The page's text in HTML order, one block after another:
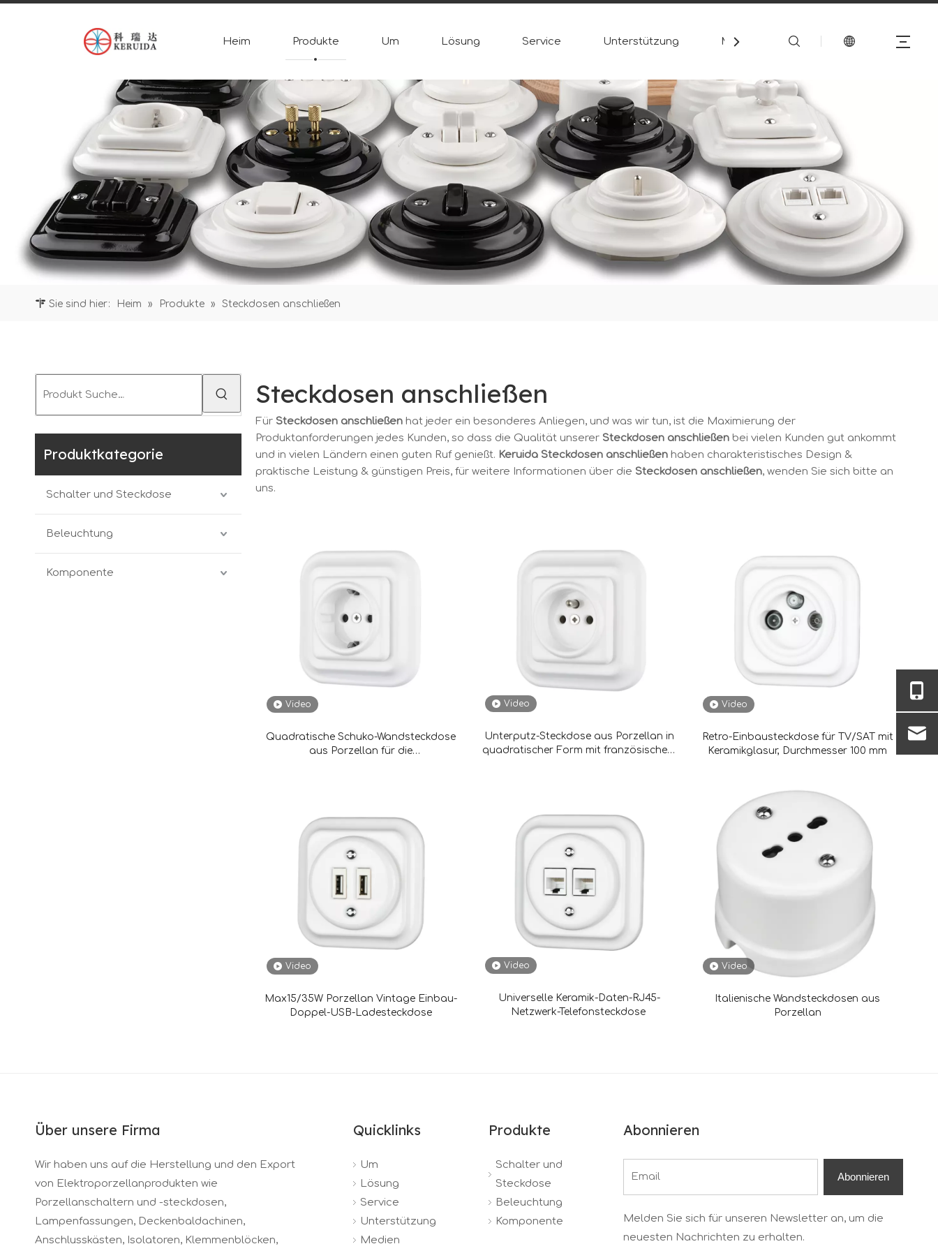
Heim Produkte Um Lösung Service Unterstützung Medien
Sie sind hier: Heim » Produkte » Steckdosen anschließen
Produktkategorie
Schalter und Steckdose
Beleuchtung
Komponente
Steckdosen anschließen
Für Steckdosen anschließen hat jeder ein besonderes Anliegen, und was wir tun, ist die Maximierung der
Produktanforderungen jedes Kunden, so dass die Qualität unserer Steckdosen anschließen bei vielen Kunden gut ankommt
und in vielen Ländern einen guten Ruf genießt. Keruida Steckdosen anschließen haben charakteristisches Design &
praktische Leistung & günstigen Preis, für weitere Informationen über die Steckdosen anschließen, wenden Sie sich bitte an
uns.
Video
Quadratische Schuko-Wandsteckdose
aus Porzellan für die
Video
Unterputz-Steckdose aus Porzellan in
quadratischer Form mit französischem
Video
Retro-Einbausteckdose für TV/SAT mit
Keramikglasur, Durchmesser 100 mm
Video
Max15/35W Porzellan Vintage Einbau-
Doppel-USB-Ladesteckdose
Video
Universelle Keramik-Daten-RJ45-
Netzwerk-Telefonsteckdose
Video
Italienische Wandsteckdosen aus
Porzellan
Über unsere Firma
Wir haben uns auf die Herstellung und den Export
von Elektroporzellanprodukten wie
Porzellanschaltern und -steckdosen,
Lampenfassungen, Deckenbaldachinen,
Anschlusskästen, Isolatoren, Klemmenblöcken,
Quicklinks
Um
Lösung
Service
Unterstützung
Medien
Produkte
Schalter und
Steckdose
Beleuchtung
Komponente
Abonnieren
Abonnieren
Melden Sie sich für unseren Newsletter an, um die
neuesten Nachrichten zu erhalten.